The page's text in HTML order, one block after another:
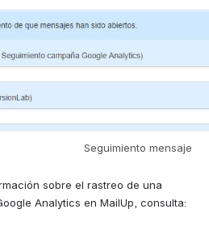
Seguimiento mensaje
sobre el rastreo de una
Analytics en MailUp, consulta: